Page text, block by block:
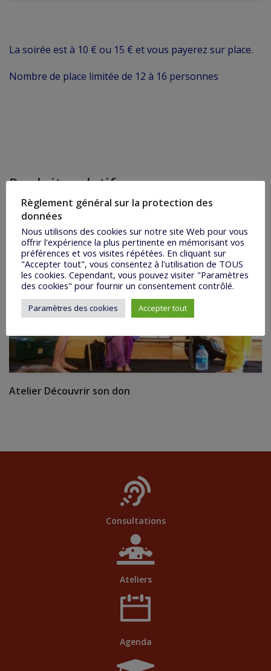
La soirée est à 10 € ou 15 € et vous payerez sur place.
Nombre de place limitée de 12 à 16 personnes
Produits relatifs
Atelier Découvrir son don
Consultations
Ateliers
Agenda
Règlement général sur la protection des
données
Nous utilisons des cookies sur notre site Web pour vous
offrir l'expérience la plus pertinente en mémorisant vos
préférences et vos visites répétées. En cliquant sur
"Accepter tout", vous consentez à l'utilisation de TOUS
les cookies. Cependant, vous pouvez visiter "Paramètres
des cookies" pour fournir un consentement contrôlé.
Paramètres des cookies Accepter tout